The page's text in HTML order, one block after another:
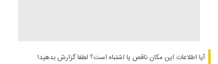
آیا اطلاعات این مکان ناقص یا اشتباه است؟ لطفا گزارش بدهید!